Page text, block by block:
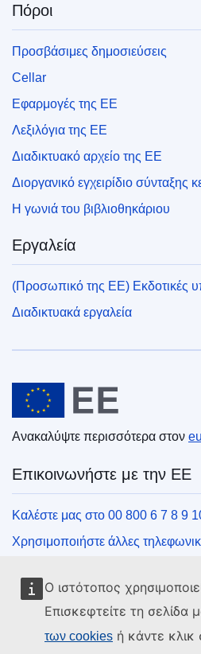
Ο ιστότοπος
Επισκεφτείτε τη σελίδα
των cookies ή κάντε
Πόροι
Προσβάσιμες δημοσιεύσεις
Cellar
Εφαρμογές της ΕΕ
Λεξιλόγια της ΕΕ
Διαδικτυακό αρχείο της ΕΕ
Διοργανικό εγχειρίδιο σύνταξης
Η γωνιά του βιβλιοθηκάριου
Εργαλεία
(Προσωπικό της ΕΕ) Εκδοτικές
Διαδικτυακά εργαλεία
Ευρωπαϊκή Ένωση
Ανακαλύψτε περισσότερα στον
Επικοινωνήστε με την ΕΕ
Καλέστε μας στο 00 800 6 7 8 9
Χρησιμοποιήστε άλλες
Συναντήστε μας σε ένα από τα
Μέσα κοινωνικής